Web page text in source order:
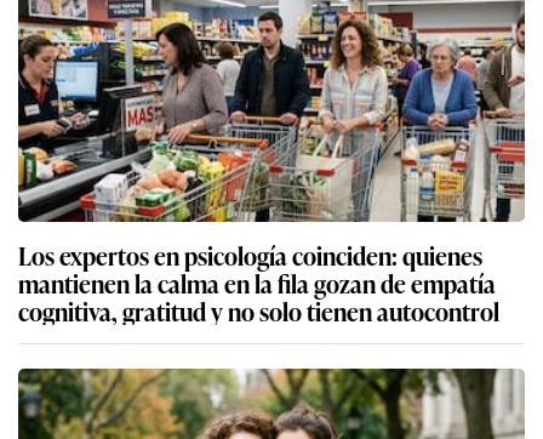
Los expertos en psicología coinciden: quienes
mantienen la calma en la fila gozan de empatía
cognitiva, gratitud y no solo tienen autocontrol